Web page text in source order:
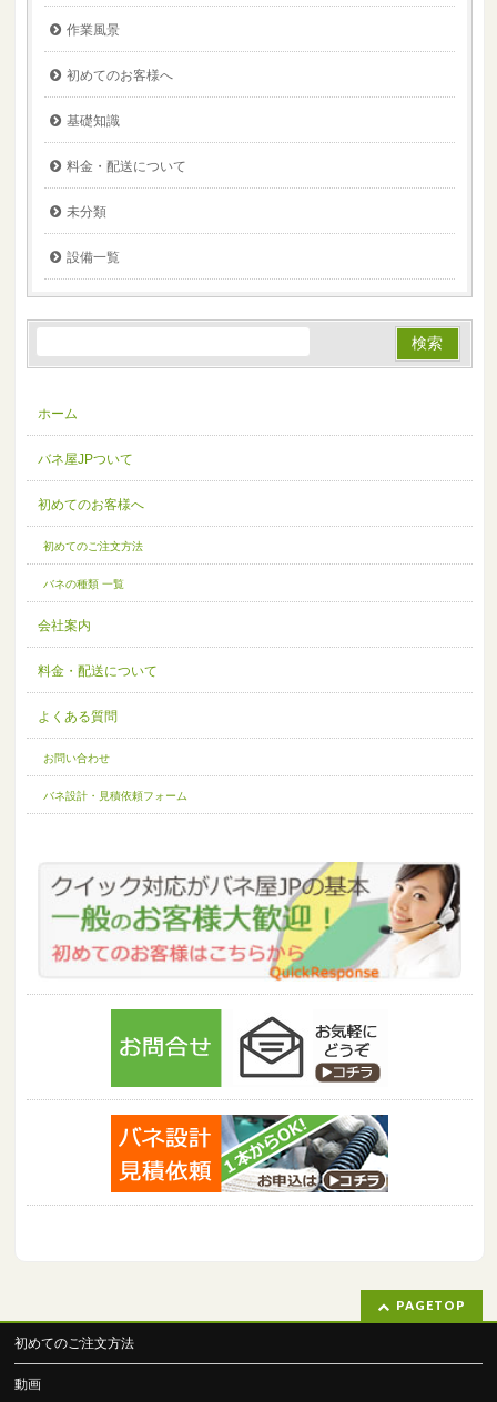
作業風景
初めてのお客様へ
基礎知識
料金・配送について
未分類
設備一覧
ホーム
バネ屋JPついて
初めてのお客様へ
初めてのご注文方法
バネの種類 一覧
会社案内
料金・配送について
よくある質問
お問い合わせ
バネ設計・見積依頼フォーム
PAGETOP
初めてのご注文方法
動画